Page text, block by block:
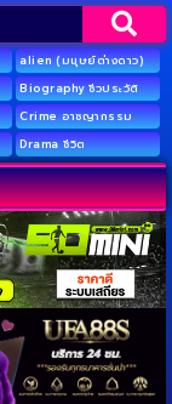
alien (มนุษย์ต่างดาว)
Biography ชีวประวัติ
Crime อาชญากรรม
Drama ชีวิต